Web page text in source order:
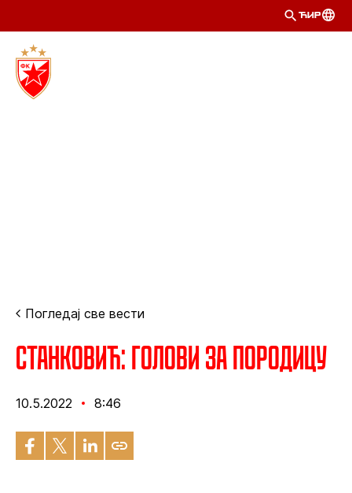
ЋИР
Погледај све вести
Станковић: Голови за породицу
10.5.2022 8:46